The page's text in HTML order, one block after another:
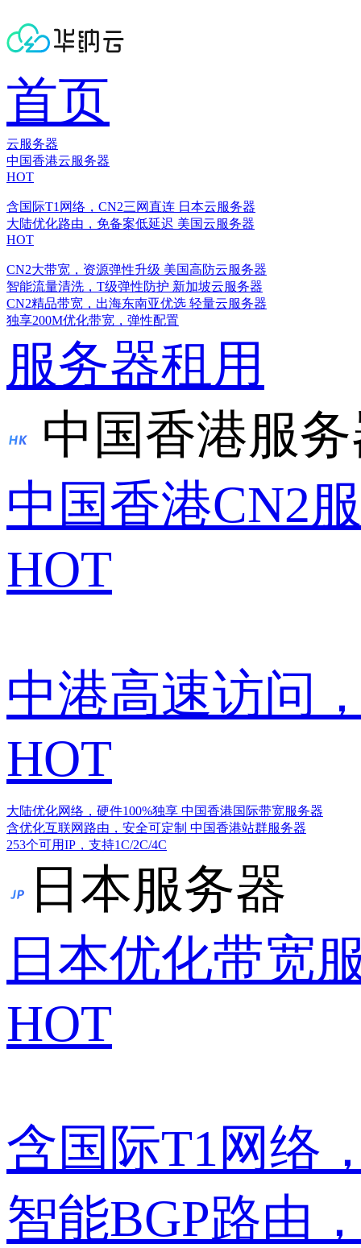
首页
云服务器
中国香港云服务器
HOT
含国际T1网络，CN2三网直连 日本云服务器
大陆优化路由，免备案低延迟 美国云服务器
HOT
CN2大带宽，资源弹性升级 美国高防云服务器
智能流量清洗，T级弹性防护 新加坡云服务器
CN2精品带宽，出海东南亚优选 轻量云服务器
独享200M优化带宽，弹性配置
服务器租用
中国香港服
中国香港CN2
HOT
中港高速访问
HOT
大陆优化网络，硬件100%独享 中国香港国际带宽服务器
含优化互联网路由，安全可定制 中国香港站群服务器
253个可用IP，支持1C/2C/4C
日本服务器
日本优化带宽
HOT
含国际T1网络
智能BGP路由